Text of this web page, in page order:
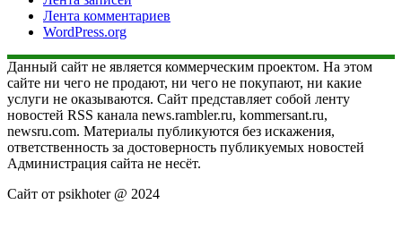
Лента комментариев
WordPress.org
Данный сайт не является коммерческим проектом. На этом
сайте ни чего не продают, ни чего не покупают, ни какие
услуги не оказываются. Сайт представляет собой ленту
новостей RSS канала news.rambler.ru, kommersant.ru,
newsru.com. Материалы публикуются без искажения,
ответственность за достоверность публикуемых новостей
Администрация сайта не несёт.
Сайт от psikhoter @ 2024